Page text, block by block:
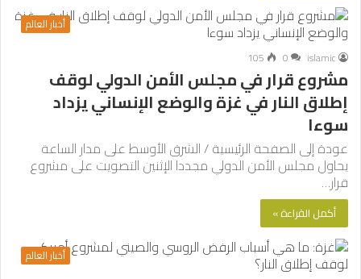
أخبار العالم
islamic
0
105
مشروع قرار في مجلس الأمن الدولي لوقف
إطلاق النار في غزة والوضع الإنساني يزداد
سوءا
عودة إلى الصفحة الرئيسية / الشرق الأوسط على مدار الساعة
يحاول مجلس الأمن الدولي مجددا الإثنين التصويت على مشروع
قرار…
أكمل القراءة »
أخبار العالم